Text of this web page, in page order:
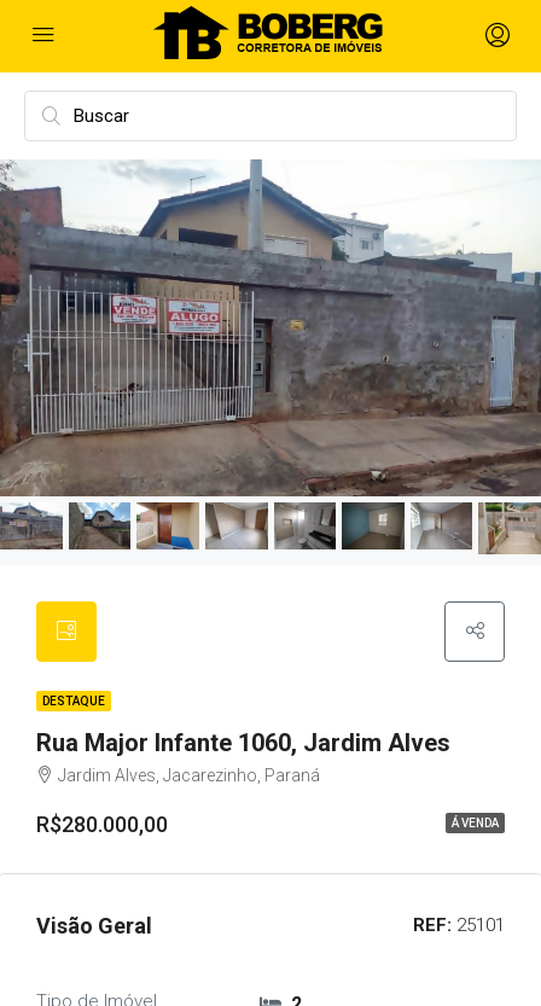
DESTAQUE
Rua Major Infante 1060, Jardim Alves
Jardim Alves, Jacarezinho, Paraná
R$280.000,00 Á VENDA
Visão Geral REF: 25101
Tipo de Imóvel